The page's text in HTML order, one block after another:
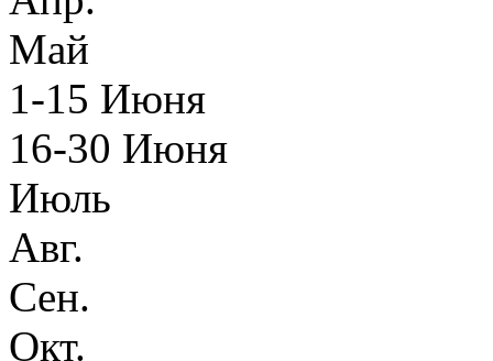
Май
1-15 Июня
16-30 Июня
Июль
Авг.
Сен.
Окт.